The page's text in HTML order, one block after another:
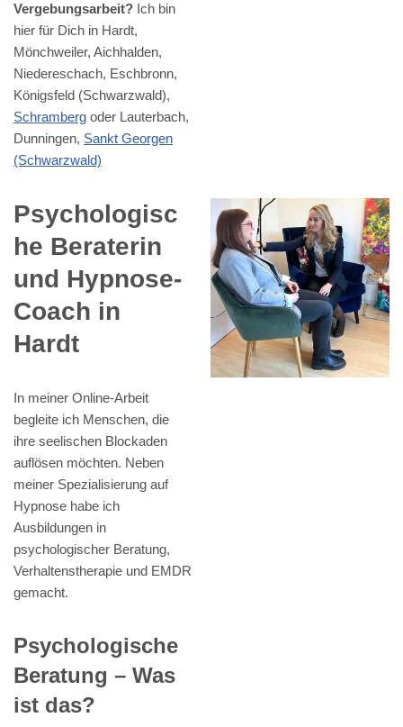
Vergebungsarbeit? Ich bin
hier für Dich in Hardt,
Mönchweiler, Aichhalden,
Niedereschach, Eschbronn,
Königsfeld (Schwarzwald),
Schramberg oder Lauterbach,
Dunningen, Sankt Georgen
(Schwarzwald)
Psychologisc
he Beraterin
und Hypnose-
Coach in
Hardt
In meiner Online-Arbeit
begleite ich Menschen, die
ihre seelischen Blockaden
auflösen möchten. Neben
meiner Spezialisierung auf
Hypnose habe ich
Ausbildungen in
psychologischer Beratung,
Verhaltenstherapie und EMDR
gemacht.
Psychologische
Beratung – Was
ist das?